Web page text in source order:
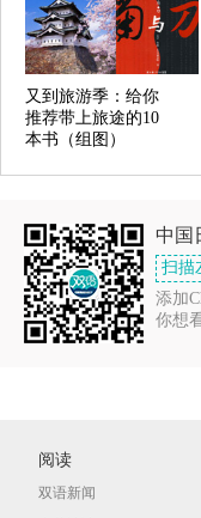
又到旅游季：给你
推荐带上旅途的10
本书（组图）
中国
扫描
添加
你想
阅读
双语新闻